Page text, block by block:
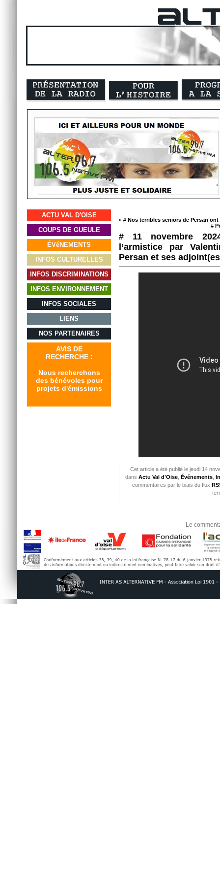
ACTU VAL D'OISE
COUPS DE GUEULE
ÉVéNEMENTS
INFOS CULTURELLES
INFOS DISCRIMINATIONS
INFOS ENVIRONNEMENT
INFOS SOCIALES
LIENS
NOS PARTENAIRES
AVIS DE
RECHERCHE :
Nous recherchons
des bénévoles pour
projets d'émissions
« # Nos terribles seniors de Persan
#
# 11 novembre
l’armistice par
Persan et ses
Cet article a été publié le jeudi 14
dans Actu Val d'Oise, Événements,
commentaires par le biais du flux
Le